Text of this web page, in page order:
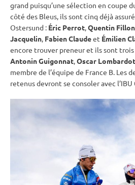
grand puisqu’une sélection en coupe
côté des Bleus, ils sont cinq déjà
Ostersund : Éric Perrot,Quentin
Jacquelin, Fabien Claudeet Émilien
encore trouver preneur et ils sont
Antonin Guigonnat,Oscar Lombardot
membre de l’équipe de France B. Les
retenus devront se consoler avec l’IBU